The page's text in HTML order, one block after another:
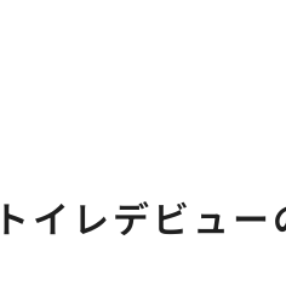
イレデビュー